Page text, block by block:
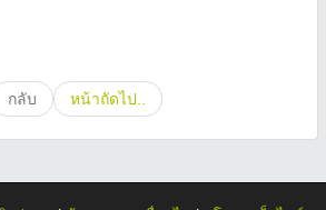
กลับ หน้าถัดไป..